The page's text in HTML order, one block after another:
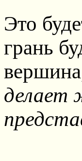
Это
грань
делает